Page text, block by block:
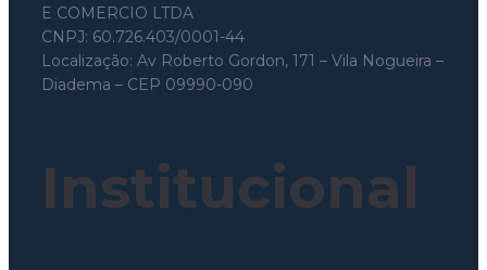
E COMERCIO LTDA
CNPJ: 60.726.403/0001-44
Localização: Av Roberto Gordon, 171 – Vila Nogueira –
Diadema – CEP 09990-090
Institucional